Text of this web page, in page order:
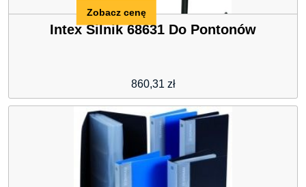
Intex Silnik 68631 Do Pontonów
860,31 zł
Zobacz cenę